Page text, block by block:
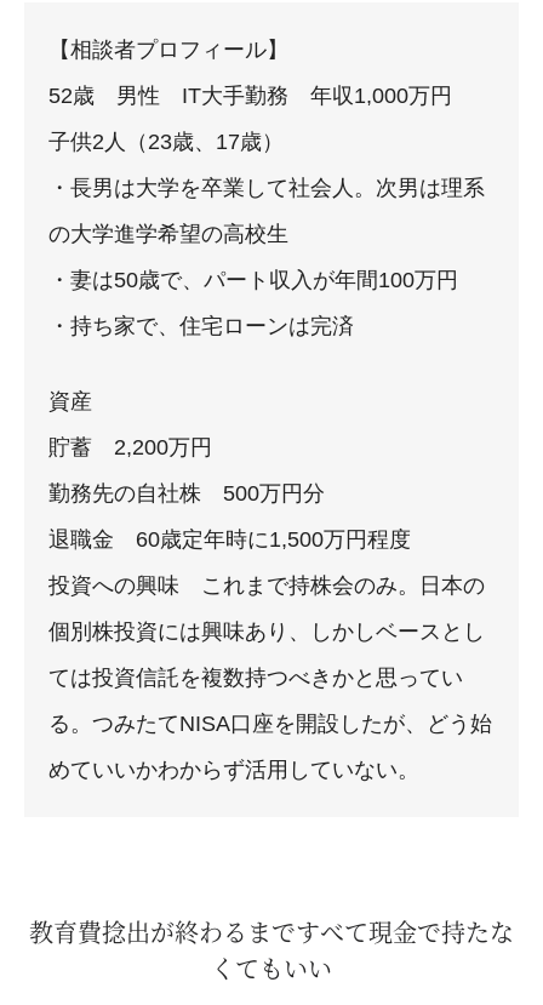
【相談者プロフィール】
52歳 男性 IT大手勤務 年収1,000万円
子供2人（23歳、17歳）
・長男は大学を卒業して社会人。次男は理系
の大学進学希望の高校生
・妻は50歳で、パート収入が年間100万円
・持ち家で、住宅ローンは完済
資産
貯蓄 2,200万円
勤務先の自社株 500万円分
退職金 60歳定年時に1,500万円程度
投資への興味 これまで持株会のみ。日本の
個別株投資には興味あり、しかしベースとし
ては投資信託を複数持つべきかと思ってい
る。つみたてNISA口座を開設したが、どう始
めていいかわからず活用していない。
教育費捻出が終わるまですべて現金で持たな
くてもいい